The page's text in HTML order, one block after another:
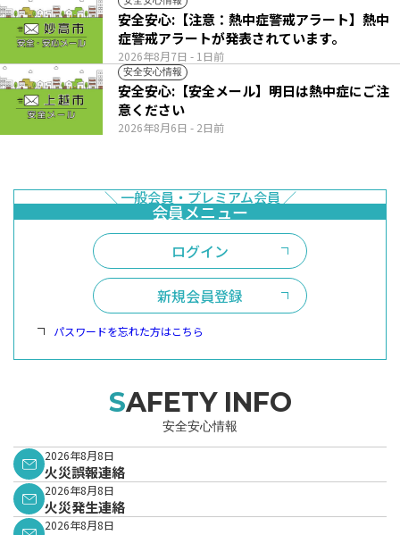
2026年8月7日 - 1日前
安全安心:【注意：熱中症警戒アラート】熱中
症警戒アラートが発表されています。
安全安心情報
2026年8月6日 - 2日前
安全安心:【安全メール】明日は熱中症にご注
意ください
ログイン
新規会員登録
パスワードを忘れた方はこちら
SAFETY INFO
安全安心情報
2026年8月8日
火災誤報連絡
2026年8月8日
火災発生連絡
2026年8月8日